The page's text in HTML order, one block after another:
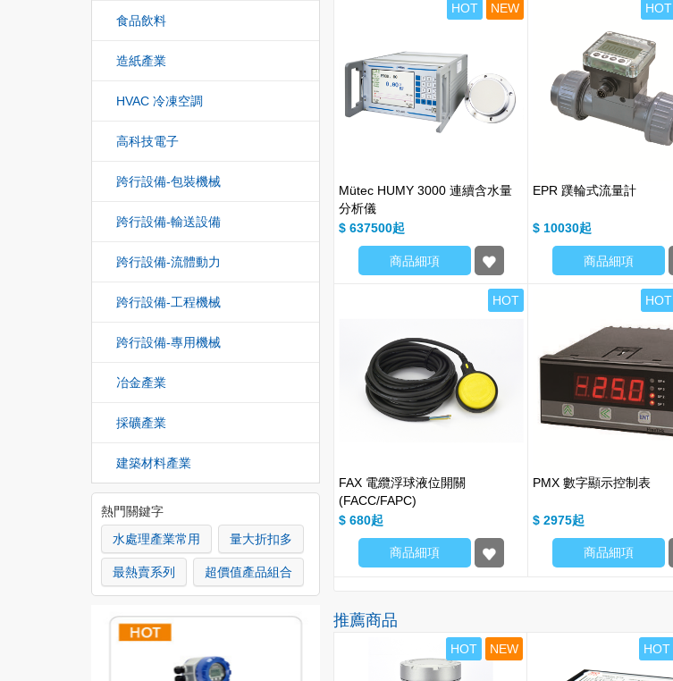
食品飲料
造紙產業
HVAC 冷凍空調
高科技電子
跨行設備-包裝機械
跨行設備-輸送設備
跨行設備-流體動力
跨行設備-工程機械
跨行設備-專用機械
冶金產業
採礦產業
建築材料產業
熱門關鍵字
水處理產業常用
量大折扣多
最熱賣系列 超價值產品組合
HOT NEW
Mütec HUMY 3000 連續含水量
分析儀
$ 637500
商品細項
HOT
EPR 蹼輪式流量計
$ 10030
商品細項
HOT
FAX 電纜浮球液位開關
(FACC/FAPC)
$ 680
商品細項
HOT
PMX 數字顯示控制表
$ 2975
商品細項
推薦商品
HOT NEW HOT